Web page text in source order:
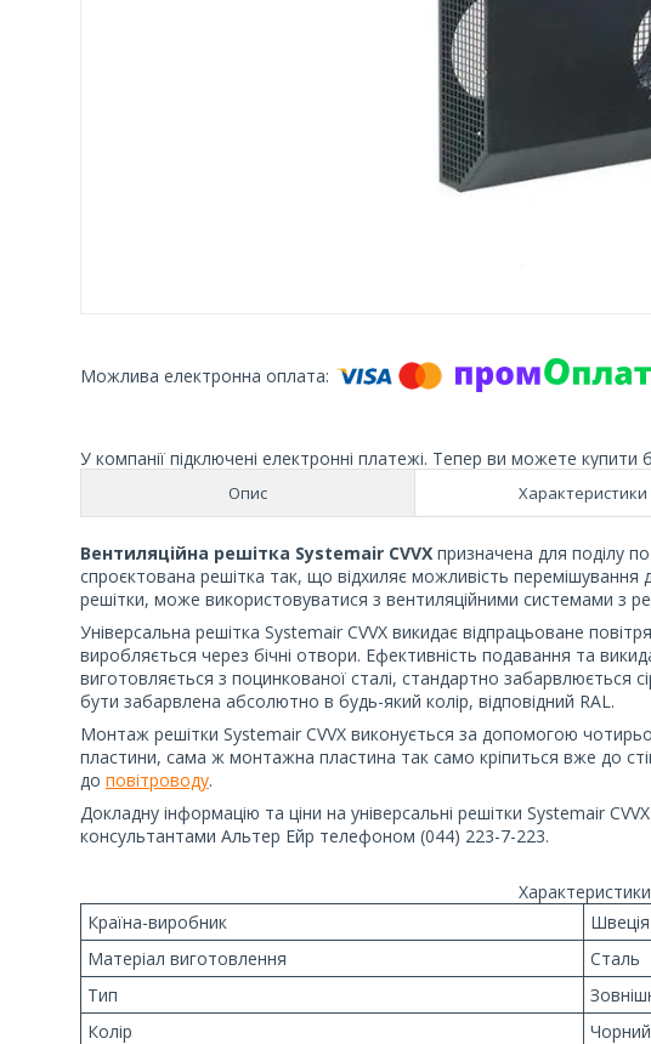
У компанії підключені електронні платежі. Тепер ви можете
Опис Характеристики
Вентиляційна решітка Systemair CVVX призначена для поділу
спроєктована решітка так, що відхиляє можливість перемішування
решітки, може використовуватися з вентиляційними системами з
Універсальна решітка Systemair CVVX викидає відпрацьоване
виробляється через бічні отвори. Ефективність подавання та
виготовляється з поцинкованої сталі, стандартно
бути забарвлена абсолютно в будь-який колір, відповідний RAL.
Монтаж решітки Systemair CVVX виконується за допомогою
пластини, сама ж монтажна пластина так само кріпиться вже до
до повітроводу.
Докладну інформацію та ціни на універсальні решітки Systemair
консультантами Альтер Ейр телефоном (044) 223-7-223.
Характеристики
Країна-виробник
Швеція
Матеріал виготовлення
Сталь
Тип
Колір
Чорний